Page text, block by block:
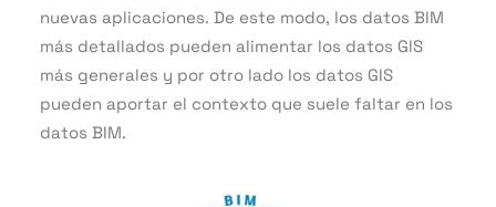
nuevas aplicaciones. De este modo, los datos BIM
más detallados pueden alimentar los datos GIS
más generales y por otro lado los datos GIS
pueden aportar el contexto que suele faltar en los
datos BIM.